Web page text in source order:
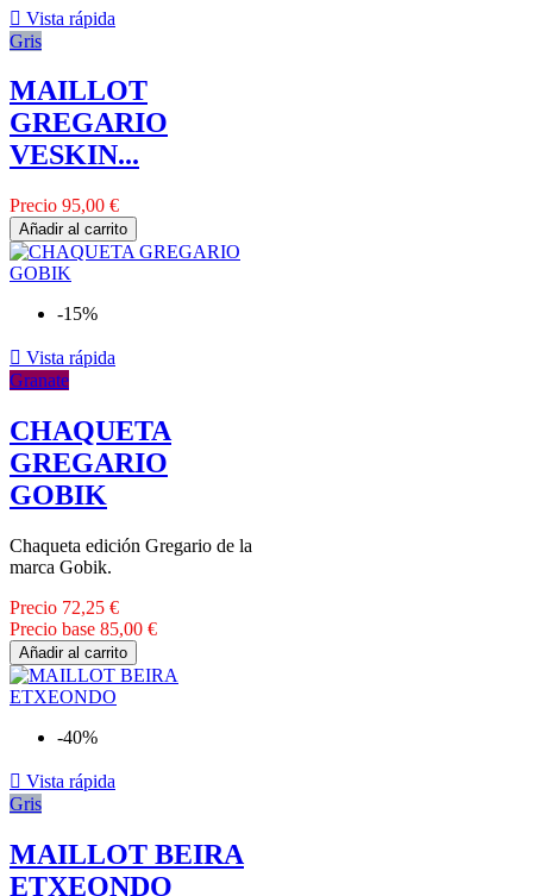
 Vista rápida
Gris
MAILLOT
GREGARIO
VESKIN...
Precio 95,00 €
Añadir al carrito
-15%
 Vista rápida
Granate
CHAQUETA
GREGARIO
GOBIK
Chaqueta edición Gregario de la
marca Gobik.
Precio 72,25 €
Precio base 85,00 €
Añadir al carrito
-40%
 Vista rápida
Gris
MAILLOT BEIRA
ETXEONDO